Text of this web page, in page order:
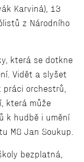
Karviná), 13
z Národního
která se dotkne
Vidět a slyšet
práci orchestrů,
která může
k hudbě i umění
M8 Jan Soukup.
bezplatná,